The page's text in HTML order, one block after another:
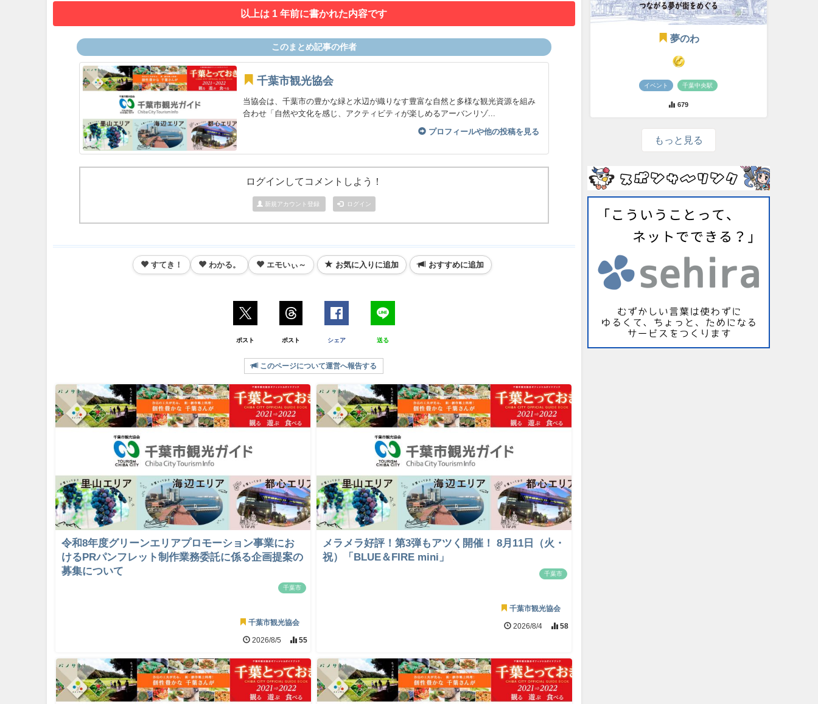
以上は 1 年前に書かれた内容です
このまとめ記事の作者
千葉市観光協会
当協会は、千葉市の豊かな緑と水辺が織りなす豊富な自然と多様な観光資源を組み
合わせ「自然や文化を感じ、アクティビティが楽しめるアーバンリゾ...
プロフィールや他の投稿を見る
ログインしてコメントしよう！
新規アカウント登録 ログイン
すてき！ わかる。 エモいぃ～ お気に入りに追加 おすすめに追加
ポスト ポスト シェア 送る
このページについて運営へ報告する
令和8年度グリーンエリアプロモーション事業にお
けるPRパンフレット制作業務委託に係る企画提案の
募集について
千葉市
千葉市観光協会
2026/8/5 55
メラメラ好評！第3弾もアツく開催！ 8月11日（火・
祝）「BLUE＆FIRE mini」
千葉市
千葉市観光協会
2026/8/4 58
夢のわ
イベント 千葉中央駅
679
もっと見る